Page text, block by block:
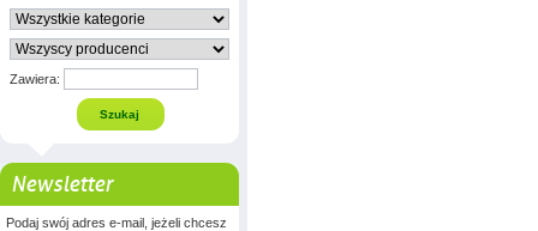
Zawiera:
Newsletter
Podaj swój adres e-mail, jeżeli chcesz